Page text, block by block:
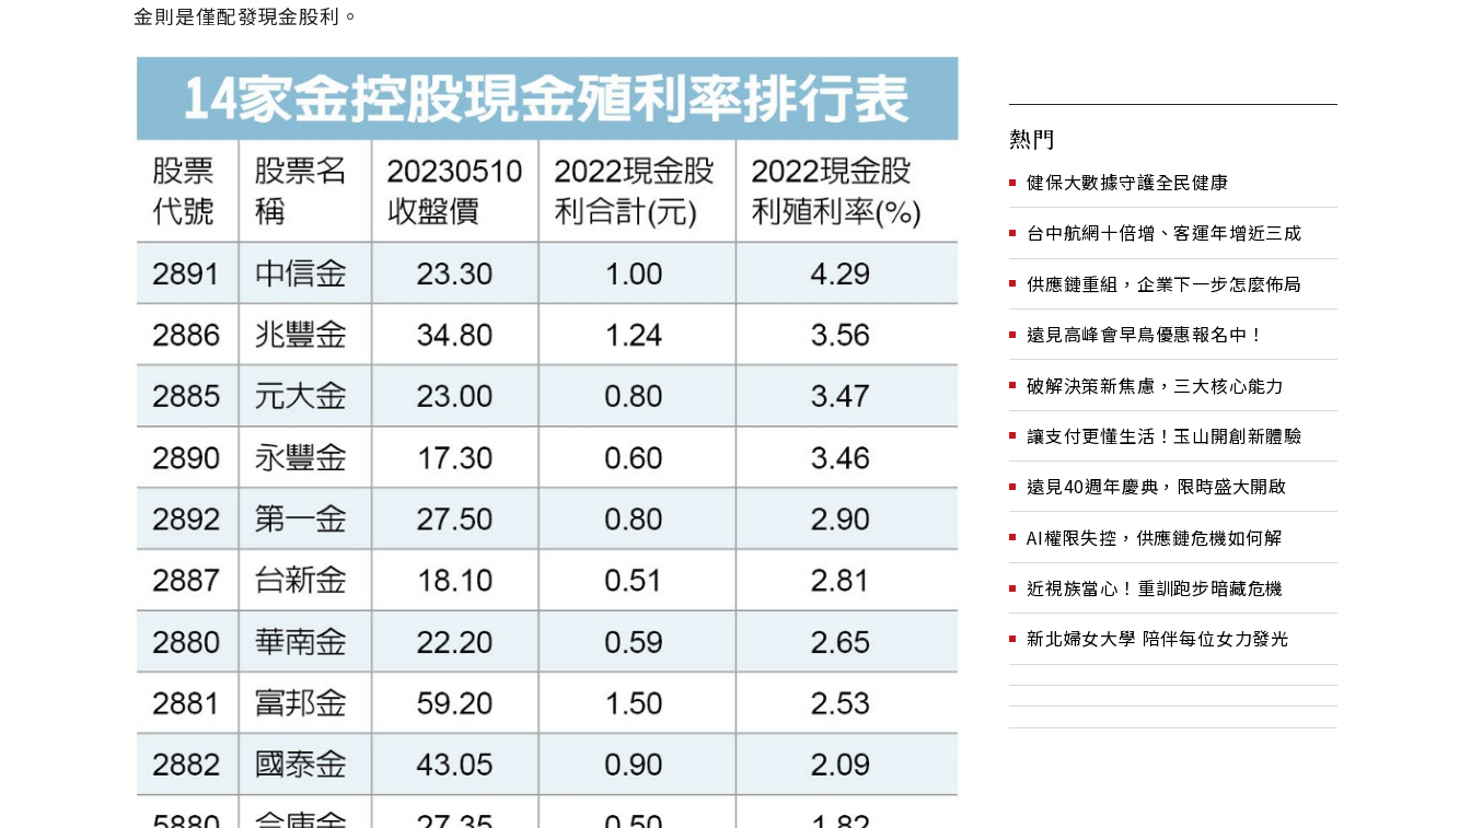
金則是僅配發現金股利。
熱門
健保大數據守護全民健康
台中航網十倍增、客運年增近三成
供應鏈重組，企業下一步怎麼佈局
遠見高峰會早鳥優惠報名中！
破解決策新焦慮，三大核心能力
讓支付更懂生活！玉山開創新體驗
遠見40週年慶典，限時盛大開啟
AI權限失控，供應鏈危機如何解
近視族當心！重訓跑步暗藏危機
新北婦女大學 陪伴每位女力發光